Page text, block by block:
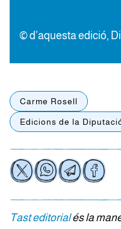
© d’aquesta edició,
Carme Rosell
Edicions de la
Tast editorialés la